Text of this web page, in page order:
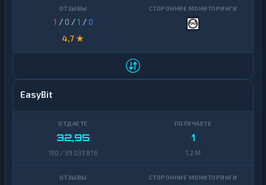
1 / 0 /1 /0
4,7 ★
EasyBit
32,95
150 / 39 033 876
1
1,2 M